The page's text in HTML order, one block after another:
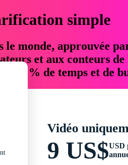
simple
le monde, approuvée
et aux conteurs
76 % de temps et de
Vidéo
9 US$USD